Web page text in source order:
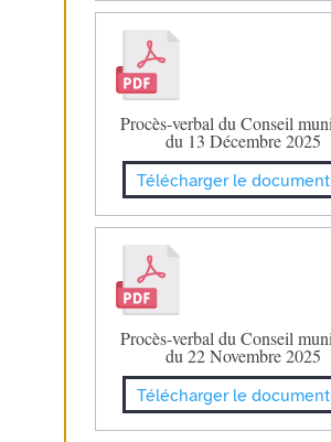
Procès-verbal du Conseil
du 13 Décembre 2025
Télécharger le document
Procès-verbal du Conseil
du 22 Novembre 2025
Télécharger le document